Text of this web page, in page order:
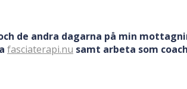
de andra dagarna på min
fasciaterapi.nu samt arbeta som